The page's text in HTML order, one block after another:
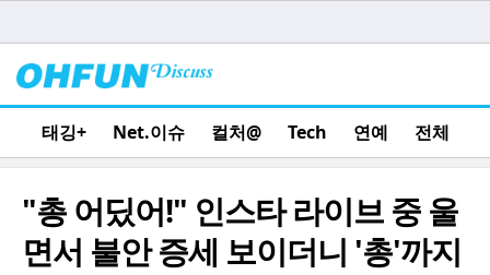
태깅+ Net.이슈 컬처@ Tech 연예 전체
"총 어딨어!" 인스타 라이브 중 울
면서 불안 증세 보이더니 '총'까지